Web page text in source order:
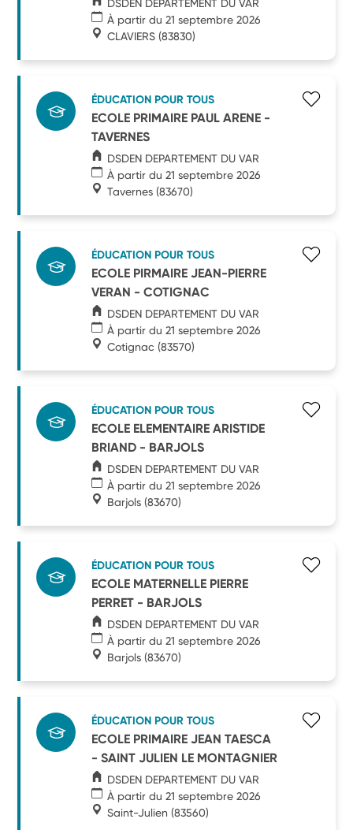
DSDEN DEPARTEMENT DU VAR
À partir du 21 septembre 2026
CLAVIERS (83830)
ÉDUCATION POUR TOUS
ECOLE PRIMAIRE PAUL ARENE -
TAVERNES
DSDEN DEPARTEMENT DU VAR
À partir du 21 septembre 2026
Tavernes (83670)
ÉDUCATION POUR TOUS
ECOLE PIRMAIRE JEAN-PIERRE
VERAN - COTIGNAC
DSDEN DEPARTEMENT DU VAR
À partir du 21 septembre 2026
Cotignac (83570)
ÉDUCATION POUR TOUS
ECOLE ELEMENTAIRE ARISTIDE
BRIAND - BARJOLS
DSDEN DEPARTEMENT DU VAR
À partir du 21 septembre 2026
Barjols (83670)
ÉDUCATION POUR TOUS
ECOLE MATERNELLE PIERRE
PERRET - BARJOLS
DSDEN DEPARTEMENT DU VAR
À partir du 21 septembre 2026
Barjols (83670)
ÉDUCATION POUR TOUS
ECOLE PRIMAIRE JEAN TAESCA
- SAINT JULIEN LE MONTAGNIER
DSDEN DEPARTEMENT DU VAR
À partir du 21 septembre 2026
Saint-Julien (83560)